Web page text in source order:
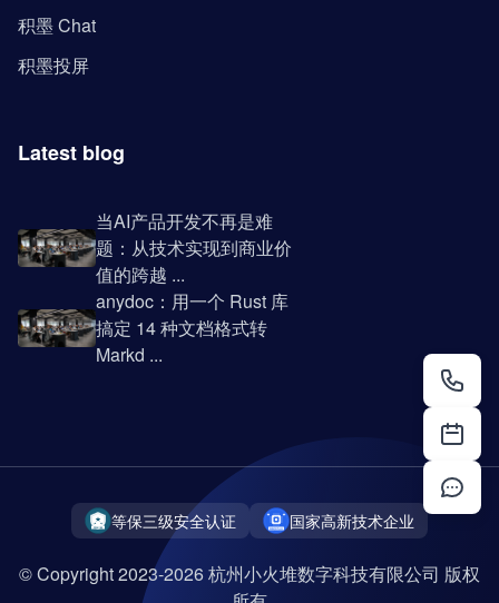
积墨 Chat
积墨投屏
Latest blog
当AI产品开发不再是难
题：从技术实现到商业价
值的跨越 ...
anydoc：用一个 Rust 库
搞定 14 种文档格式转
Markd ...
等保三级安全认证 国家高新技术企业
© Copyright 2023-2026 杭州小火堆数字科技有限公司 版权